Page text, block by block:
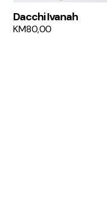
Dacchi Ivanah
KM80,00